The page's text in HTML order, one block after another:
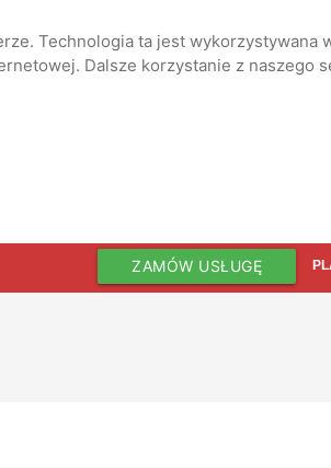
Technologia ta jest
Dalsze korzystanie z naszego
ZAMÓW USŁUGĘ